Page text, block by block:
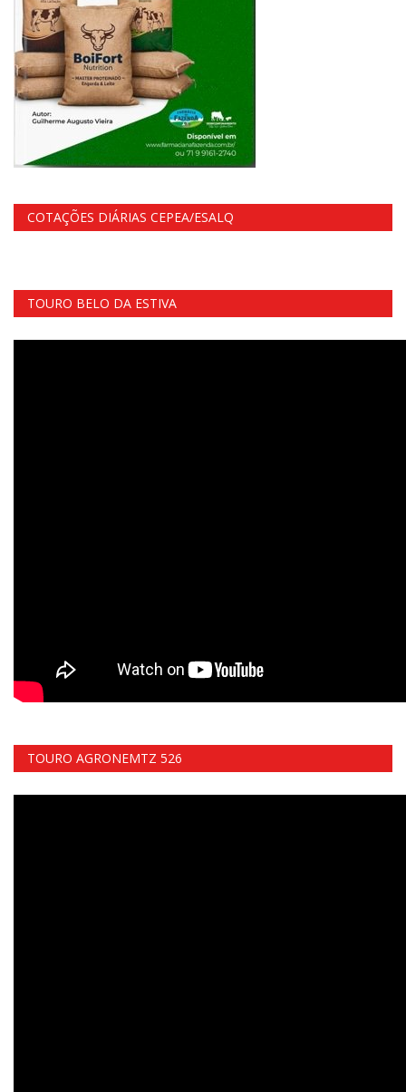
COTAÇÕES DIÁRIAS CEPEA/ESALQ
TOURO BELO DA ESTIVA
TOURO AGRONEMTZ 526